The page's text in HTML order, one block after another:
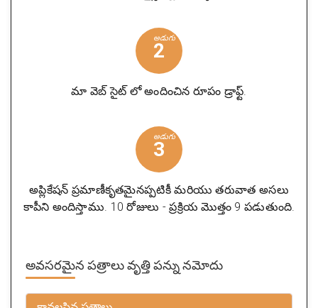
అడుగు
2
మా వెబ్ సైట్ లో అందించిన రూపం డ్రాఫ్ట్.
అడుగు
3
అప్లికేషన్ ప్రమాణీకృతమైనప్పటికీ మరియు తరువాత అసలు
కాపీని అందిస్తాము. 10 రోజులు - ప్రక్రియ మొత్తం 9 పడుతుంది.
అవసరమైన పత్రాలువృత్తి పన్ను నమోదు